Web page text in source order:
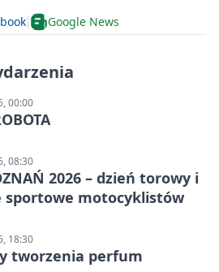
Google News
00:00
08:30
2026 – dzień torowy i
sportowe motocyklistów
18:30
tworzenia perfum